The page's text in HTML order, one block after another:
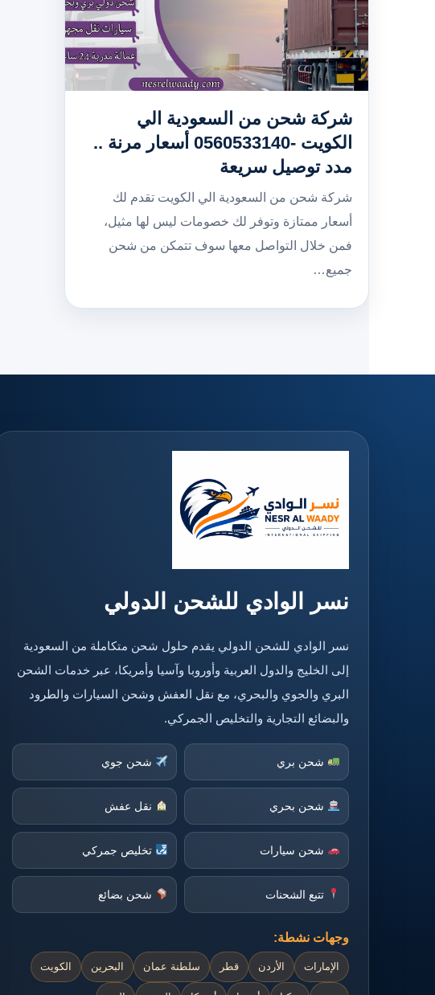
شركة شحن من السعودية الي
الكويت -0560533140 أسعار مرنة ..
مدد توصيل سريعة
شركة شحن من السعودية الي الكويت تقدم لك
أسعار ممتازة وتوفر لك خصومات ليس لها مثيل،
فمن خلال التواصل معها سوف تتمكن من شحن
جميع…
نسر الوادي للشحن الدولي
نسر الوادي للشحن الدولي يقدم حلول شحن متكاملة من السعودية
إلى الخليج والدول العربية وأوروبا وآسيا وأمريكا، عبر خدمات الشحن
البري والجوي والبحري، مع نقل العفش وشحن السيارات والطرود
والبضائع التجارية والتخليص الجمركي.
شحن بري شحن جوي
شحن بحري نقل عفش
شحن سيارات تخليص جمركي
تتبع الشحنات شحن بضائع
وجهات نشطة:
الإمارات الأردن قطر سلطنة عمان البحرين الكويت